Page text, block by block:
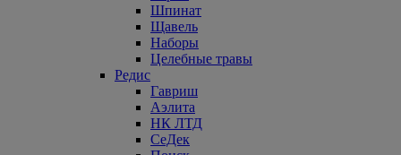
Шпинат
Щавель
Наборы
Целебные травы
Редис
Гавриш
Аэлита
НК ЛТД
СеДек